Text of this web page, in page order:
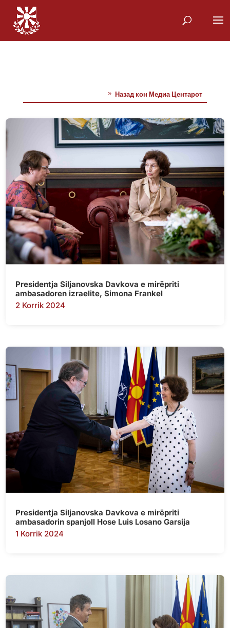
Назад кон Медиа Центарот
Presidentja Siljanovska Davkova e mirëpriti
ambasadoren izraelite, Simona Frankel
2 Korrik 2024
Presidentja Siljanovska Davkova e mirëpriti
ambasadorin spanjoll Hose Luis Losano Garsija
1 Korrik 2024